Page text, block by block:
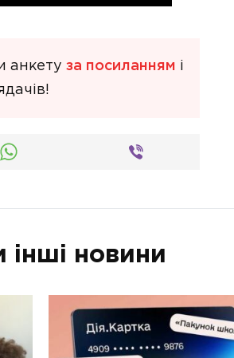
анкету за посиланням і
інші новини